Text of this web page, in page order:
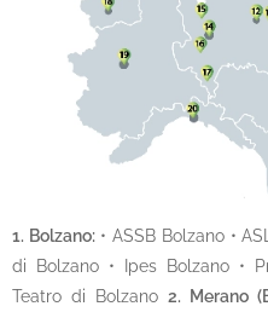
1. Bolzano:• ASSB Bolzano •
di Bolzano • Ipes Bolzano •
Teatro di Bolzano 2. Merano